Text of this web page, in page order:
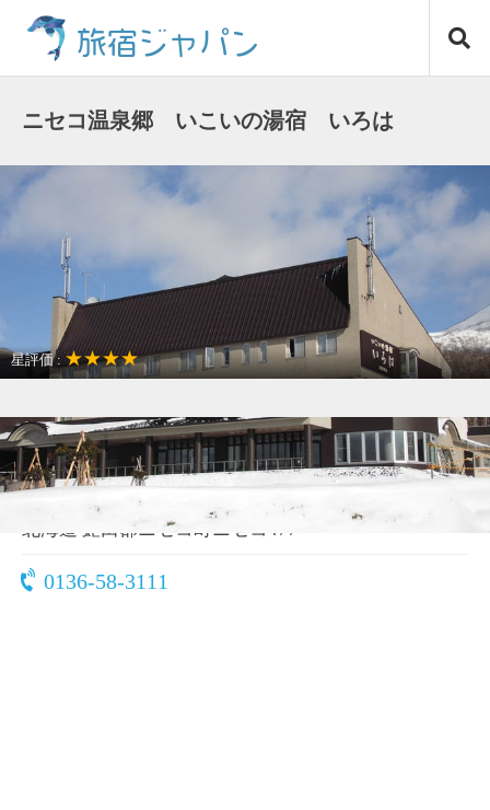
ス
ッ
プ
旅宿ジャパン
ニセコ温泉郷 いこいの湯宿 いろは
星評価 :★★★★
温泉リゾート ゲレンデ近く
〒048-1511
北海道 虻田郡ニセコ町ニセコ477
0136-58-3111